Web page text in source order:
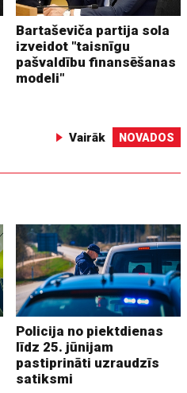
Bartaševiča partija sola
izveidot "taisnīgu
pašvaldību finansēšanas
modeli"
Vairāk NOVADOS
Policija no piektdienas
līdz 25. jūnijam
pastiprināti uzraudzīs
satiksmi